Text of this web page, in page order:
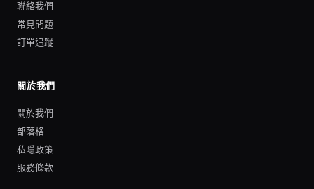
聯絡我們
常見問題
訂單追蹤
關於我們
關於我們
部落格
私隱政策
服務條款